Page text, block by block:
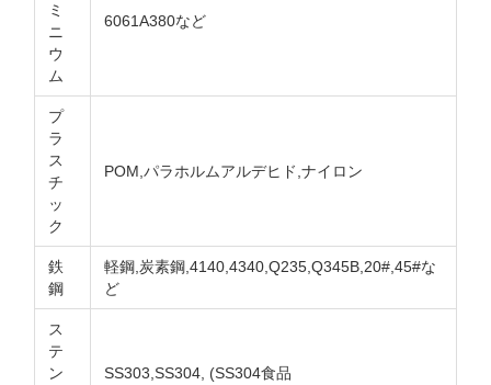
ミ
ニ
ウ
ム
6061A380など
プ
ラ
ス
チ
ッ
ク
POM,パラホルムアルデヒド,ナイロン
鉄
鋼
軽鋼,炭素鋼,4140,4340,Q235,Q345B,20#,45#な
ど
ス
テ
ン
SS303,SS304, (SS304食品